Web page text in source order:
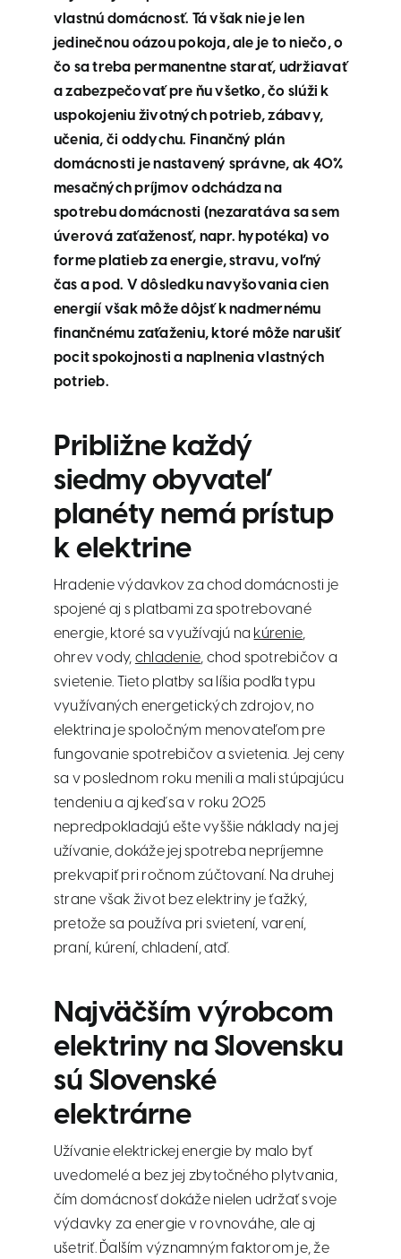
vlastnú domácnosť. Tá však nie je len
jedinečnou oázou pokoja, ale je to niečo, o
čo sa treba permanentne starať, udržiavať
a zabezpečovať pre ňu všetko, čo slúži k
uspokojeniu životných potrieb, zábavy,
učenia, či oddychu. Finančný plán
domácnosti je nastavený správne, ak 40%
mesačných príjmov odchádza na
spotrebu domácnosti (nezaratáva sa sem
úverová zaťaženosť, napr. hypotéka) vo
forme platieb za energie, stravu, voľný
čas a pod. V dôsledku navyšovania cien
energií však môže dôjsť k nadmernému
finančnému zaťaženiu, ktoré môže narušiť
pocit spokojnosti a naplnenia vlastných
potrieb.
Približne každý
siedmy obyvateľ
planéty nemá prístup
k elektrine
Hradenie výdavkov za chod domácnosti je
spojené aj s platbami za spotrebované
energie, ktoré sa využívajú na kúrenie,
ohrev vody, chladenie, chod spotrebičov a
svietenie. Tieto platby sa líšia podľa typu
využívaných energetických zdrojov, no
elektrina je spoločným menovateľom pre
fungovanie spotrebičov a svietenia. Jej ceny
sa v poslednom roku menili a mali stúpajúcu
tendeniu a aj keď sa v roku 2025
nepredpokladajú ešte vyššie náklady na jej
užívanie, dokáže jej spotreba nepríjemne
prekvapiť pri ročnom zúčtovaní. Na druhej
strane však život bez elektriny je ťažký,
pretože sa používa pri svietení, varení,
praní, kúrení, chladení, atď.
Najväčším výrobcom
elektriny na Slovensku
sú Slovenské
elektrárne
Užívanie elektrickej energie by malo byť
uvedomelé a bez jej zbytočného plytvania,
čím domácnosť dokáže nielen udržať svoje
výdavky za energie v rovnováhe, ale aj
ušetriť. Ďalším významným faktorom je, že